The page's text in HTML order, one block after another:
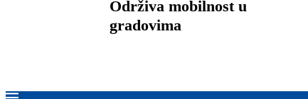
Održiva mobilnost u
gradovima